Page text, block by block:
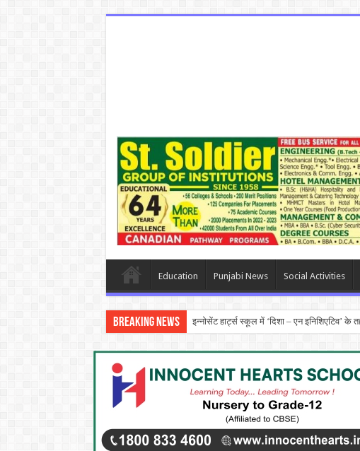
Education Punjabi News Social Activities
Breaking News इन्नोसेंट हार्ट्स स्कूल में ‘दिशा – एन इनिशिएटिव’ के
प्रो. (डॉ.) यादविंदर सिंह बराड़ ने आई.के. गुजराल